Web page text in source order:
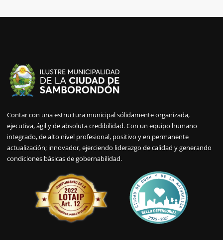
Contar con una estructura municipal sólidamente organizada,
ejecutiva, ágil y de absoluta credibilidad. Con un equipo humano
integrado, de alto nivel profesional, positivo y en permanente
actualización; innovador, ejerciendo liderazgo de calidad y generando
condiciones básicas de gobernabilidad.